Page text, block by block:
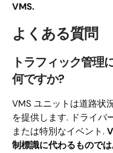
VMS.
よくある質問
トラフィック管理
何ですか?
VMS ユニットは道路状
を提供します. ドライバ
または特別なイベント.
制標識に代わるもので